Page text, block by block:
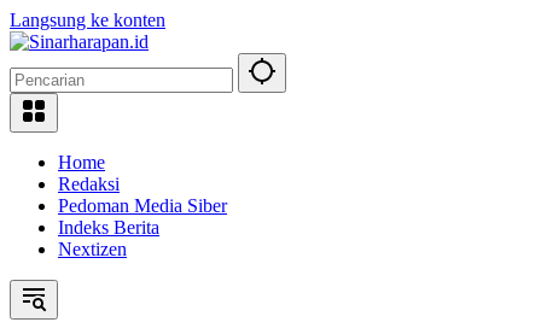
Langsung ke konten
Home
Redaksi
Pedoman Media Siber
Indeks Berita
Nextizen